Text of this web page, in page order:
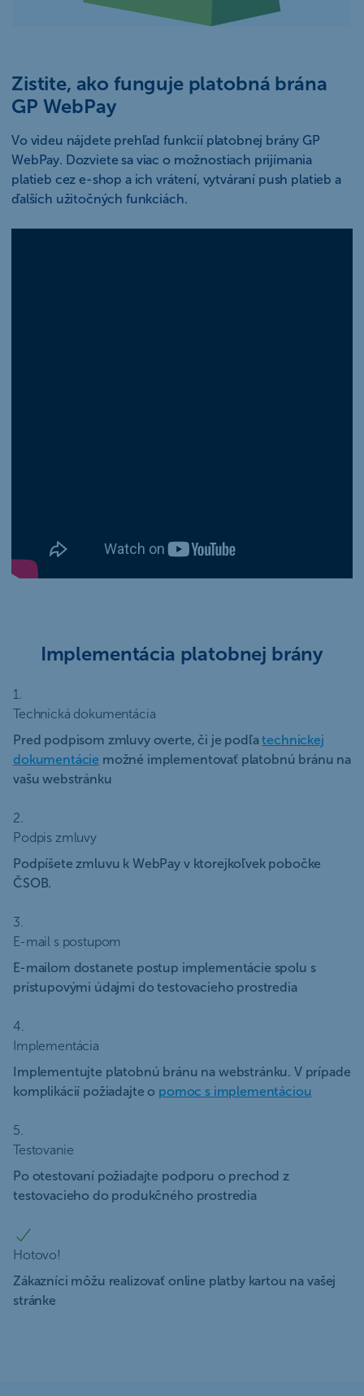
Zistite, ako funguje platobná brána
GP WebPay
Vo videu nájdete prehľad funkcií platobnej brány GP
WebPay. Dozviete sa viac o možnostiach prijímania
platieb cez e-shop a ich vrátení, vytváraní push platieb a
ďalších užitočných funkciách.
Implementácia platobnej brány
1.
Technická dokumentácia
Pred podpisom zmluvy overte, či je podľatechnickej
dokumentácie možné implementovať platobnú bránu na
vašu webstránku
2.
Podpis zmluvy
Podpíšete zmluvu k WebPay v ktorejkoľvek pobočke
ČSOB.
3.
E-mail s postupom
E-mailom dostanete postup implementácie spolu s
prístupovými údajmi do testovacieho prostredia
4.
Implementácia
Implementujte platobnú bránu na webstránku. V prípade
komplikácií požiadajte o pomoc s implementáciou
5.
Testovanie
Po otestovaní požiadajte podporu o prechod z
testovacieho do produkčného prostredia
Hotovo!
Zákazníci môžu realizovať online platby kartou na vašej
stránke